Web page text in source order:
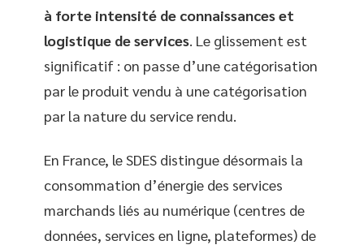
à forte intensité de connaissances et
logistique de services. Le glissement est
significatif : on passe d’une catégorisation
par le produit vendu à une catégorisation
par la nature du service rendu.
En France, le SDES distingue désormais la
consommation d’énergie des services
marchands liés au numérique (centres de
données, services en ligne, plateformes) de